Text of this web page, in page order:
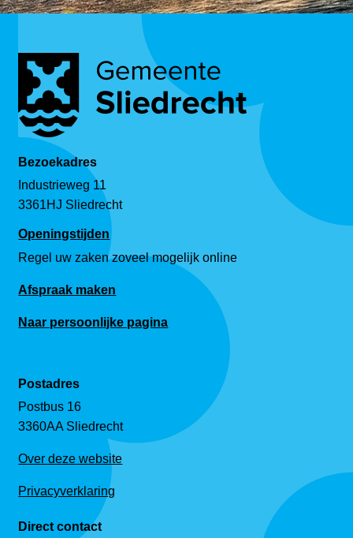
Bezoekadres
Industrieweg 11
3361HJ Sliedrecht
Openingstijden
Regel uw zaken zoveel mogelijk online
Afspraak maken
Naar persoonlijke pagina
Postadres
Postbus 16
3360AA Sliedrecht
Over deze website
Privacyverklaring
Direct contact